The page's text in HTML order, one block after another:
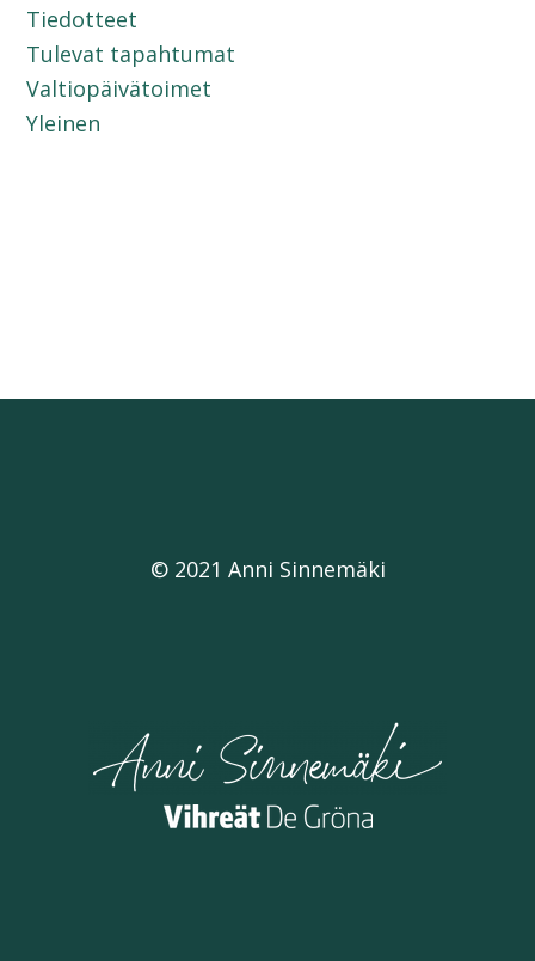
Tiedotteet
Tulevat tapahtumat
Valtiopäivätoimet
Yleinen
© 2021 Anni Sinnemäki